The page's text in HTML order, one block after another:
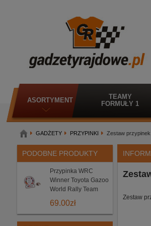
ASORTYMENT
TEAMY
FORMUŁY 1
GADŻETY PRZYPINKI Zestaw
PODOBNE PRODUKTY
Przypinka WRC
Winner Toyota Gazoo
World Rally Team
69.00zł
Zestaw